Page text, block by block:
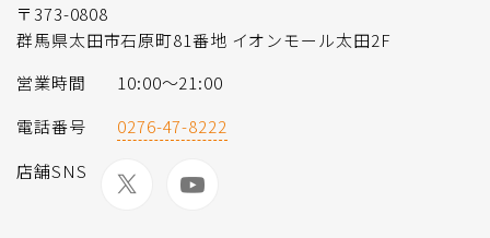
〒373-0808
群馬県太田市石原町81番地 イオンモール太田2F
営業時間
10:00〜21:00
電話番号
0276-47-8222
店舗SNS